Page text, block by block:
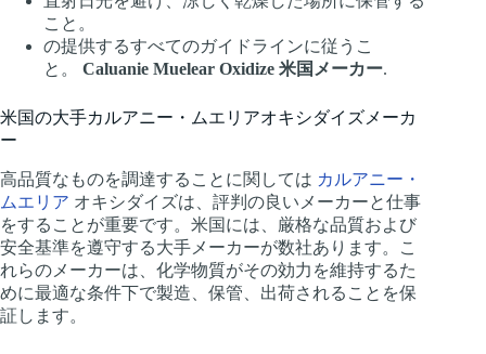
こと。
の提供するすべてのガイドラインに従うこ
と。 Caluanie Muelear Oxidize 米国メーカー.
米国の大手カルアニー・ムエリアオキシダイズメーカ
ー
高品質なものを調達することに関しては カルアニー・
ムエリア オキシダイズは、評判の良いメーカーと仕事
をすることが重要です。米国には、厳格な品質および
安全基準を遵守する大手メーカーが数社あります。こ
れらのメーカーは、化学物質がその効力を維持するた
めに最適な条件下で製造、保管、出荷されることを保
証します。